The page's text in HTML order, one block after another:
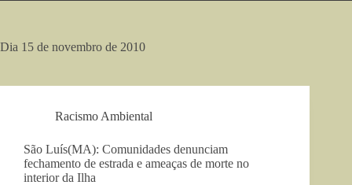
Dia 15 de novembro de 2010
Racismo Ambiental
São Luís(MA): Comunidades denunciam
fechamento de estrada e ameaças de morte no
interior da Ilha